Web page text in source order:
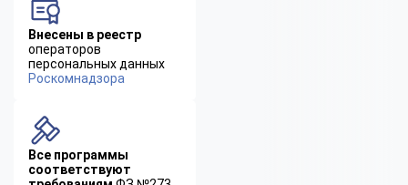
Внесены в реестр
операторов
персональных данных
Роскомнадзора
Все программы
соответствуют